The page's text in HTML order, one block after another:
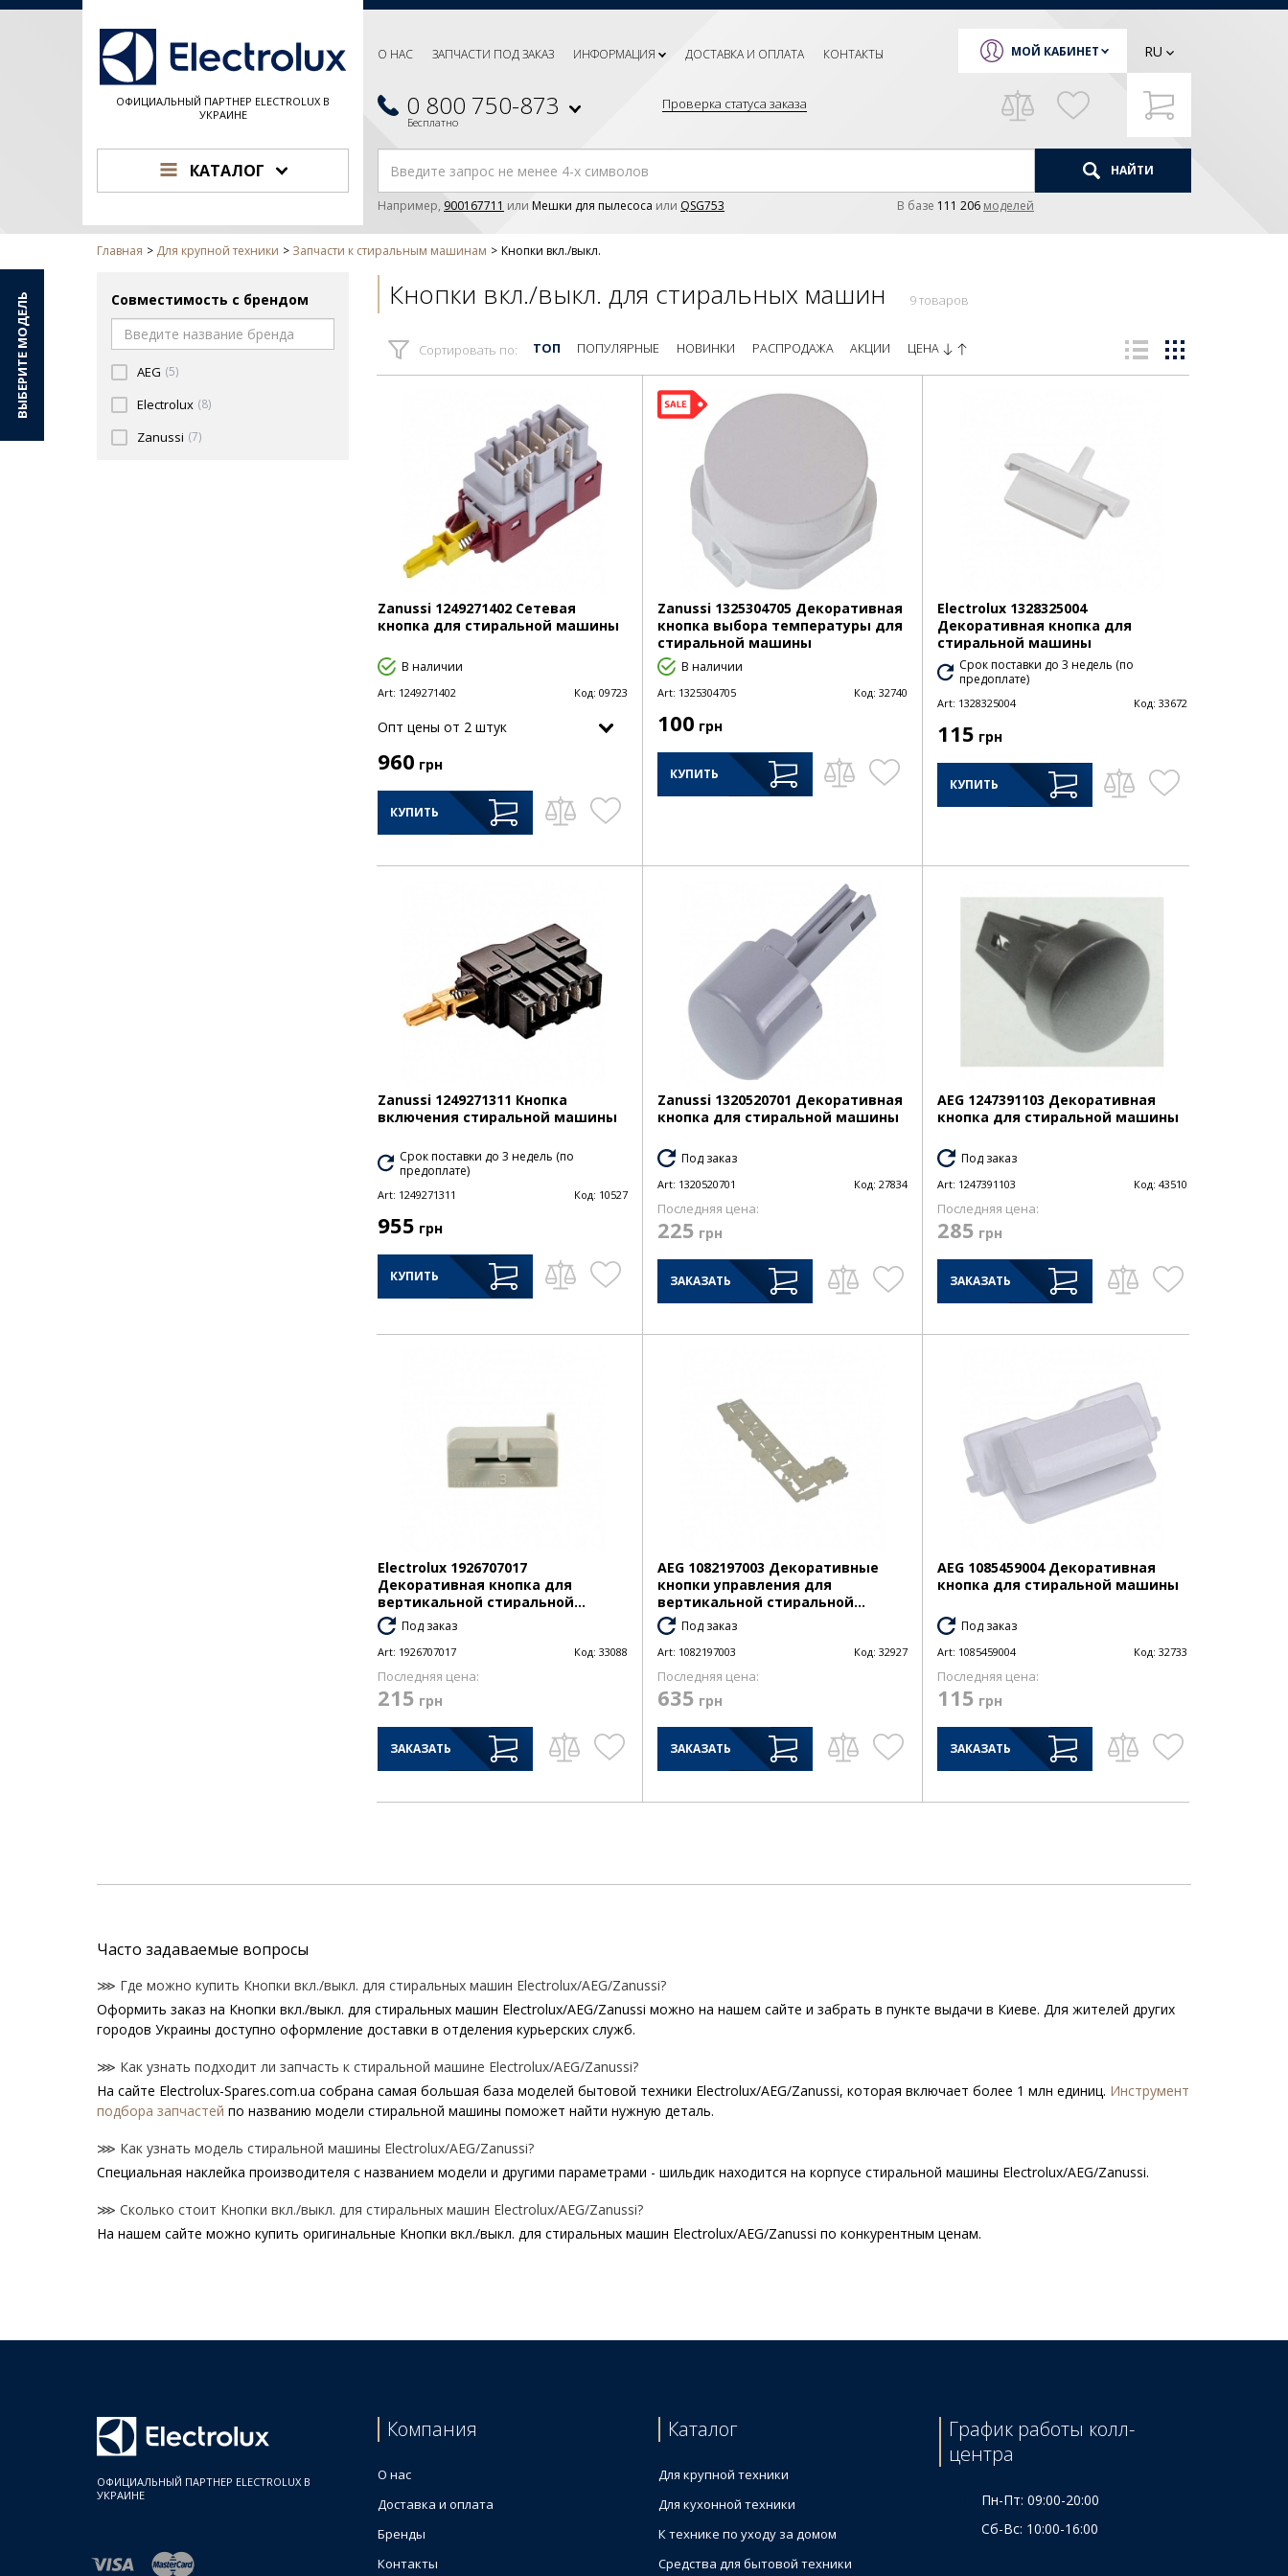
ОФИЦИАЛЬНЫЙ ПАРТНЕР ELECTROLUX В
УКРАИНЕ
О НАС ЗАПЧАСТИ ПОД ЗАКАЗ ИНФОРМАЦИЯ ДОСТАВКА И ОПЛАТА КОНТАКТЫ
0 800 750-873
Бесплатно
Проверка статуса заказа
МОЙ КАБИНЕТ RU
КАТАЛОГ НАЙТИ
Например, 900167711 или Мешки для пылесоса или QSG753 В базе 111 206 моделей
Главная Для крупной техники Запчасти к стиральным машинам Кнопки вкл./выкл.
Совместимость с брендом
AEG (5)
Electrolux (8)
Zanussi (7)
Кнопки вкл./выкл. для стиральных машин 9 товаров
Сортировать по: ТОП ПОПУЛЯРНЫЕ НОВИНКИ РАСПРОДАЖА АКЦИИ ЦЕНА
Zanussi 1249271402 Сетевая
кнопка для стиральной машины
В наличии
Art: 1249271402 Код: 09723
Опт цены от 2 штук
960 грн
КУПИТЬ
Zanussi 1325304705 Декоративная
кнопка выбора температуры для
стиральной машины
В наличии
Art: 1325304705 Код: 32740
100 грн
КУПИТЬ
Electrolux 1328325004
Декоративная кнопка для
стиральной машины
Срок поставки до 3 недель (по
предоплате)
Art: 1328325004 Код: 33672
115 грн
КУПИТЬ
Zanussi 1249271311 Кнопка
включения стиральной машины
Срок поставки до 3 недель (по
предоплате)
Art: 1249271311 Код: 10527
955 грн
КУПИТЬ
Zanussi 1320520701 Декоративная
кнопка для стиральной машины
Под заказ
Art: 1320520701 Код: 27834
Последняя цена:
225 грн
ЗАКАЗАТЬ
AEG 1247391103 Декоративная
кнопка для стиральной машины
Под заказ
Art: 1247391103 Код: 43510
Последняя цена:
285 грн
ЗАКАЗАТЬ
Electrolux 1926707017
Декоративная кнопка для
вертикальной стиральной...
Под заказ
Art: 1926707017 Код: 33088
Последняя цена:
215 грн
ЗАКАЗАТЬ
AEG 1082197003 Декоративные
кнопки управления для
вертикальной стиральной...
Под заказ
Art: 1082197003 Код: 32927
Последняя цена:
635 грн
ЗАКАЗАТЬ
AEG 1085459004 Декоративная
кнопка для стиральной машины
Под заказ
Art: 1085459004 Код: 32733
Последняя цена:
115 грн
ЗАКАЗАТЬ
Часто задаваемые вопросы
⋙ Где можно купить Кнопки вкл./выкл. для стиральных машин Electrolux/AEG/Zanussi?
Оформить заказ на Кнопки вкл./выкл. для стиральных машин Electrolux/AEG/Zanussi можно на нашем сайте и забрать в пункте выдачи в Киеве. Для жителей других
городов Украины доступно оформление доставки в отделения курьерских служб.
⋙ Как узнать подходит ли запчасть к стиральной машине Electrolux/AEG/Zanussi?
На сайте Electrolux-Spares.com.ua собрана самая большая база моделей бытовой техники Electrolux/AEG/Zanussi, которая включает более 1 млн единиц. Инструмент
подбора запчастей по названию модели стиральной машины поможет найти нужную деталь.
⋙ Как узнать модель стиральной машины Electrolux/AEG/Zanussi?
Специальная наклейка производителя с названием модели и другими параметрами - шильдик находится на корпусе стиральной машины Electrolux/AEG/Zanussi.
⋙ Сколько стоит Кнопки вкл./выкл. для стиральных машин Electrolux/AEG/Zanussi?
На нашем сайте можно купить оригинальные Кнопки вкл./выкл. для стиральных машин Electrolux/AEG/Zanussi по конкурентным ценам.
Zanussi 1325304705 Декоративная кнопка выбора температуры для стиральной машины
100 ₴
Zanussi 1320520701 Декоративная кнопка для стиральной машины
AEG 1247391103 Декоративная кнопка для стиральной машины
285 ₴
ОФИЦИАЛЬНЫЙ ПАРТНЕР ELECTROLUX В
УКРАИНЕ
Компания
О нас
Доставка и оплата
Бренды
Контакты
Каталог
Для крупной техники
Для кухонной техники
К технике по уходу за домом
Средства для бытовой техники
График работы колл-
центра
Пн-Пт: 09:00-20:00
Сб-Вс: 10:00-16:00
ВЫБЕРИТЕ МОДЕЛЬ